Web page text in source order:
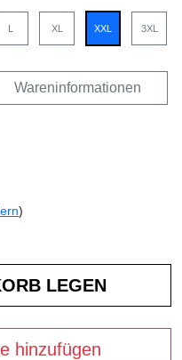
L XL XXL 3XL
Wareninformationen
)
hinzufügen